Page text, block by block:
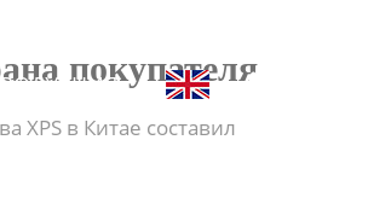

покупателя
XPS в Китае составил